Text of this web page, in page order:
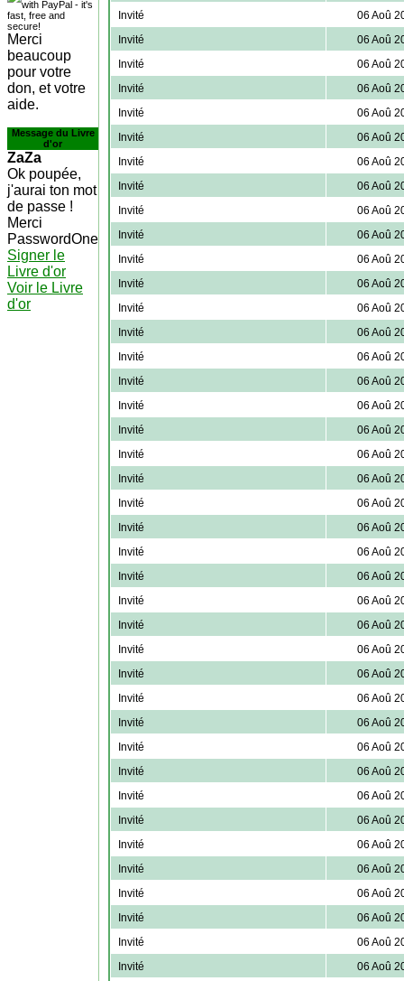
Merci
beaucoup
pour votre
don, et votre
aide.
Message du Livre
d'or
ZaZa
Ok poupée,
j'aurai ton mot
de passe !
Merci
PasswordOne
Signer le
Livre d'or
Voir le Livre
d'or
Invité
06 Aoû
Invité
06 Aoû
Invité
06 Aoû
Invité
06 Aoû
Invité
06 Aoû
Invité
06 Aoû
Invité
06 Aoû
Invité
06 Aoû
Invité
06 Aoû
Invité
06 Aoû
Invité
06 Aoû
Invité
06 Aoû
Invité
06 Aoû
Invité
06 Aoû
Invité
06 Aoû
Invité
06 Aoû
Invité
06 Aoû
Invité
06 Aoû
Invité
06 Aoû
Invité
06 Aoû
Invité
06 Aoû
Invité
06 Aoû
Invité
06 Aoû
Invité
06 Aoû
Invité
06 Aoû
Invité
06 Aoû
Invité
06 Aoû
Invité
06 Aoû
Invité
06 Aoû
Invité
06 Aoû
Invité
06 Aoû
Invité
06 Aoû
Invité
06 Aoû
Invité
06 Aoû
Invité
06 Aoû
Invité
06 Aoû
Invité
06 Aoû
Invité
06 Aoû
Invité
06 Aoû
Invité
06 Aoû